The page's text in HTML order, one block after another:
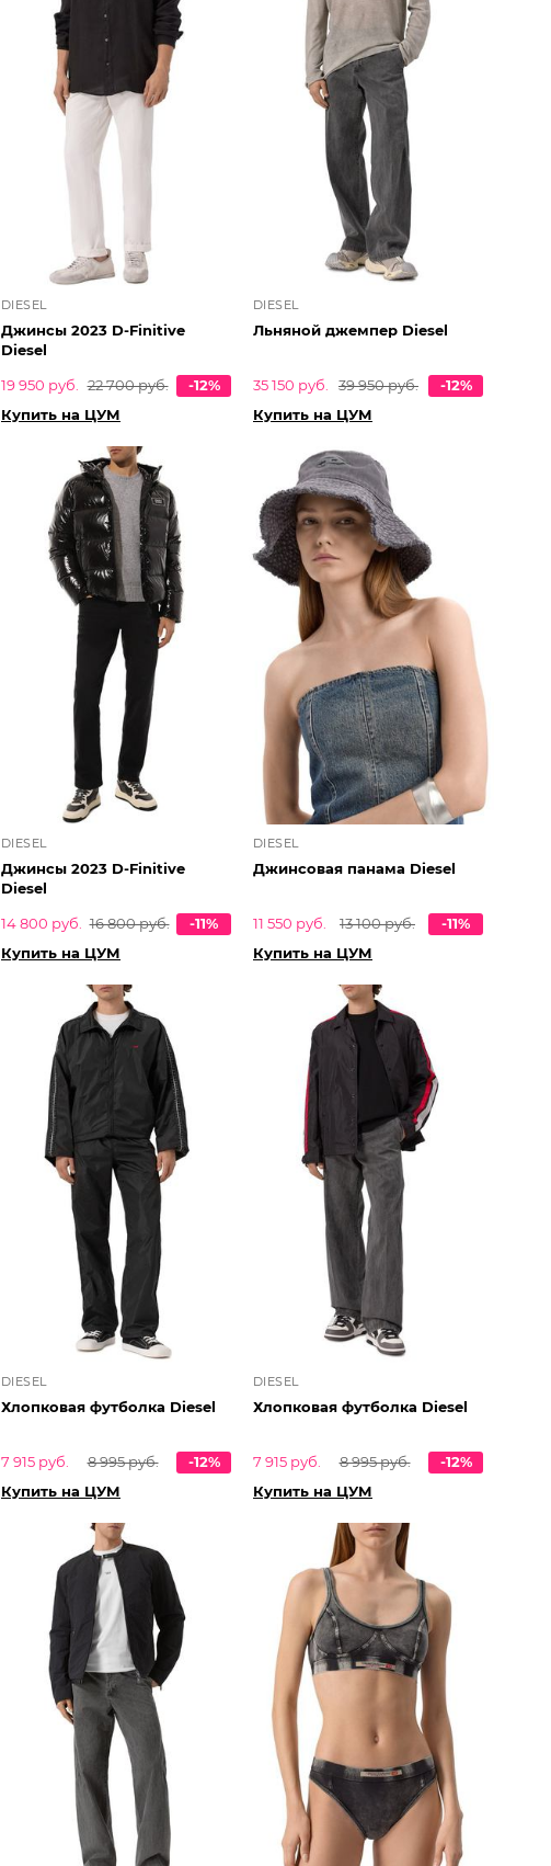
DIESEL
Джинсы 2023 D-Finitive
Diesel
19 950 руб.
22 700 руб.
-12%
Купить на ЦУМ
DIESEL
Льняной джемпер Diesel
35 150 руб. 39 950 руб.
-12%
Купить на ЦУМ
DIESEL
Джинсы 2023 D-Finitive
Diesel
14 800 руб.
16 800 руб.
-11%
Купить на ЦУМ
DIESEL
Джинсовая панама Diesel
11 550 руб. 13 100 руб.
-11%
Купить на ЦУМ
DIESEL
Хлопковая футболка Diesel
7 915 руб. 8 995 руб.
-12%
Купить на ЦУМ
DIESEL
Хлопковая футболка Diesel
7 915 руб. 8 995 руб.
-12%
Купить на ЦУМ